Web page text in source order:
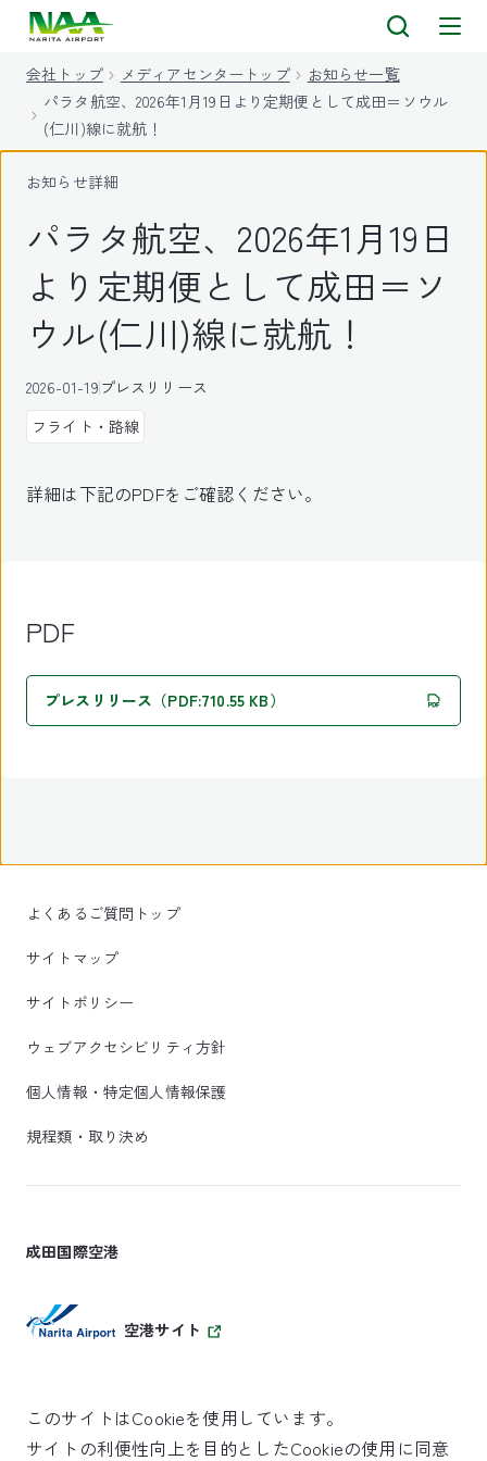
会社トップ メディアセンタートップ
お知らせ一覧
パラタ航空、2026年1月19日より定期便として成田＝ソウル
(仁川)線に就航！
お知らせ詳細
パラタ航空、2026年1月19日
より定期便として成田＝ソ
ウル(仁川)線に就航！
2026-01-19プレスリリース
フライト・路線
詳細は下記のPDFをご確認ください。
PDF
プレスリリース（PDF:710.55 KB）
よくあるご質問トップ
サイトマップ
サイトポリシー
ウェブアクセシビリティ方針
個人情報・特定個人情報保護
規程類・取り決め
成田国際空港
空港サイト
このサイトはCookieを使用しています。
サイトの利便性向上を目的としたCookieの使用に同意